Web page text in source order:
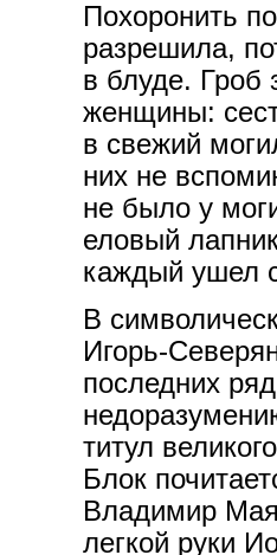
Похоронить
разрешила,
в блуде. Гроб
женщины:
в свежий
них не
не было у
еловый
каждый ушел
В
Игорь-
последних
титул
Блок
Владимир
легкой руки